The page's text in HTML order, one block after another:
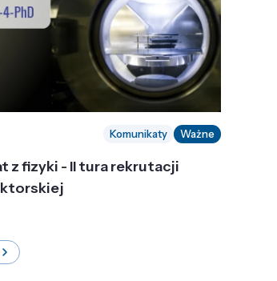
Komunikaty Ważne
z fizyki - II tura rekrutacji